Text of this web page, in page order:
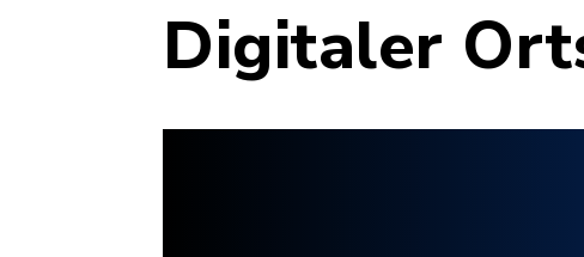
Digitaler